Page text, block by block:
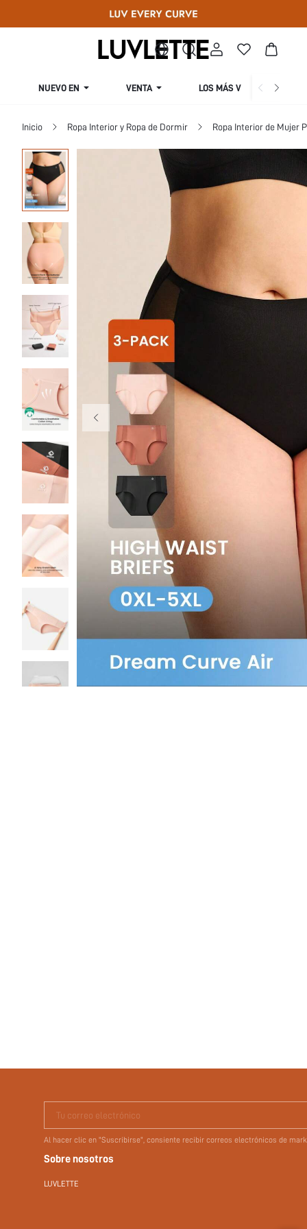
NUEVO EN VENTA LOS MÁS VENDIDOS
Inicio Ropa Interior y Ropa de Dormir Ropa Interior de Mujer
Tu correo electrónico
Al hacer clic en "Suscribirse", consiente recibir correos electrónicos de
Sobre nosotros
LUVLETTE